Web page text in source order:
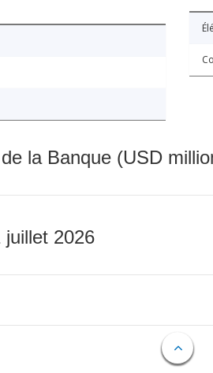
la Banque (USD
2026